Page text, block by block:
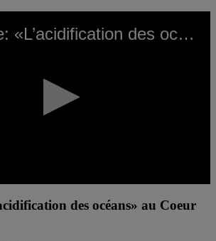
Conférence: «L’acidification des océans» au Coeur des sciences
des océans» au Coeur